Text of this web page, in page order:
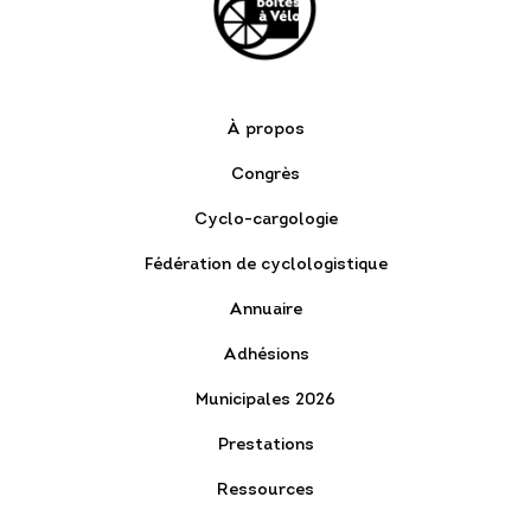
À propos
Congrès
Cyclo-cargologie
Fédération de cyclologistique
Annuaire
Adhésions
Municipales 2026
Prestations
Ressources